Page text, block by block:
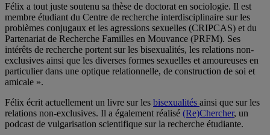
Félix a tout juste soutenu sa thèse de doctorat en sociologie. Il est
membre étudiant du Centre de recherche interdisciplinaire sur les
problèmes conjugaux et les agressions sexuelles (CRIPCAS) et du
Partenariat de Recherche Familles en Mouvance (PRFM). Ses
intérêts de recherche portent sur les bisexualités, les relations non-
exclusives ainsi que les diverses formes sexuelles et amoureuses en
particulier dans une optique relationnelle, de construction de soi et
amicale ».
Félix écrit actuellement un livre sur les bisexualités ainsi que sur les
relations non-exclusives. Il a également réalisé (Re)Chercher, un
podcast de vulgarisation scientifique sur la recherche étudiante.